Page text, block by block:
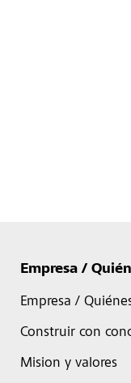
Empresa /
Empresa /
Construir con
Mision y valores